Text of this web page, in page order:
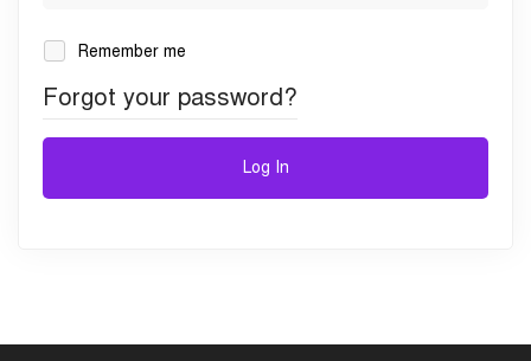
Remember me
Forgot your password?
Log In